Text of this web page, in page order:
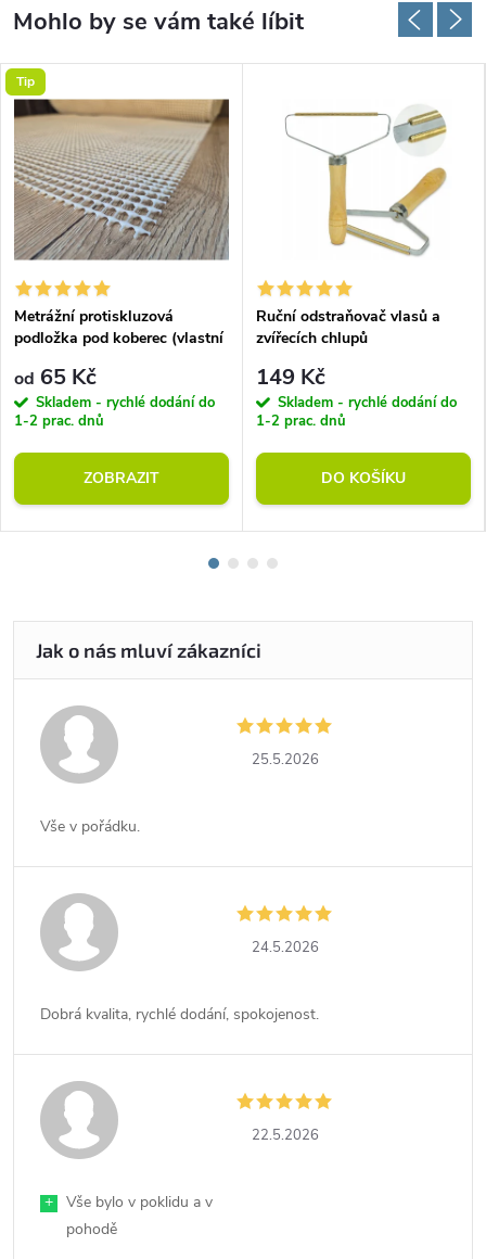
Tip
Metrážní protiskluzová
podložka pod koberec (vlastní
od 65 Kč
Skladem - rychlé dodání do
1-2 prac. dnů
ZOBRAZIT
Ruční odstraňovač vlasů a
zvířecích chlupů
149 Kč
Skladem - rychlé dodání do
1-2 prac. dnů
DO KOŠÍKU
25.5.2026
Vše v pořádku.
24.5.2026
Dobrá kvalita, rychlé dodání, spokojenost.
22.5.2026
+
Vše bylo v poklidu a v
pohodě